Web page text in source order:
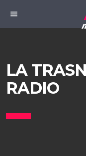
menu
LA
RADIO